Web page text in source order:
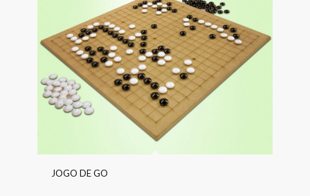
JOGO DE GO